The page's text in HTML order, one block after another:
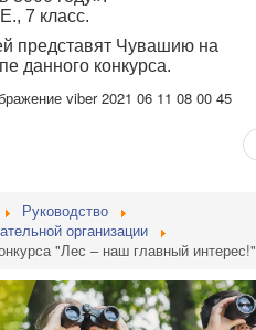
7 класс.
представят Чувашию на
данного конкурса.
Руководство
организации
"Лес – наш главный интерес!"